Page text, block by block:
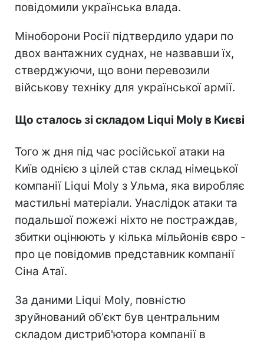
повідомили українська влада.
Міноборони Росії підтвердило удари по
двох вантажних суднах, не назвавши їх,
стверджуючи, що вони перевозили
військову техніку для української армії.
Що сталось зі складом Liqui Moly в Києві
Того ж дня під час російської атаки на
Київ однією з цілей став склад німецької
компанії Liqui Moly з Ульма, яка виробляє
мастильні матеріали. Унаслідок атаки та
подальшої пожежі ніхто не постраждав,
збитки оцінюють у кілька мільйонів євро -
про це повідомив представник компанії
Сіна Атаї.
За даними Liqui Moly, повністю
зруйнований обʼєкт був центральним
складом дистриб'ютора компанії в